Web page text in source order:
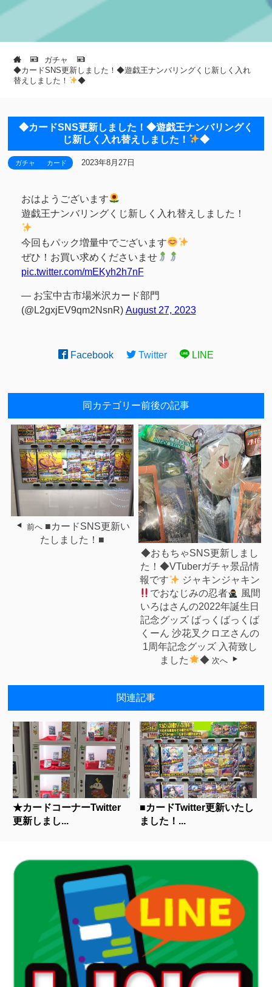
ガチャ
◆カードSNS更新しました！◆遊戯王ナンバリングくじ新しく入れ
替えしました！
◆
◆カードSNS更新しました！◆遊戯王ナンバリングく
じ新しく入れ替えしました！
◆
ガチャ カード 2023年8月27日
おはようございます
遊戯王ナンバリングくじ新しく入れ替えしました！
今回もパック増量中でございます
ぜひ！お買い求めくださいませ
pic.twitter.com/mEKyh2h7nF
— お宝中古市場米沢カード部門
(@L2gxjEV9qm2NsnR) August 27, 2023
Facebook Twitter LINE
同カテゴリー前後の記事
前へ ■カードSNS更新い
たしました！■
◆おもちゃSNS更新しまし
た！◆VTuberガチャ景品情
報です
ジャキンジャキン
でおなじみの忍者
風間
いろはさんの2022年誕生日
記念グッズ ばっくばっくば
くーん 沙花叉クロヱさんの
1周年記念グッズ 入荷致し
ました
◆ 次へ
関連記事
★カードコーナーTwitter
更新しまし...
■カードTwitter更新いたし
ました！...